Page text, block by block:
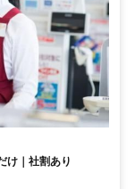
け｜社割あり